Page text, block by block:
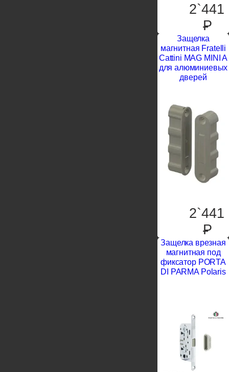
2`441
P
Защелка
магнитная Fratelli
Cattini MAG MINI A
для алюминиевых
дверей
2`441
P
Защелка врезная
магнитная под
фиксатор PORTA
DI PARMA Polaris